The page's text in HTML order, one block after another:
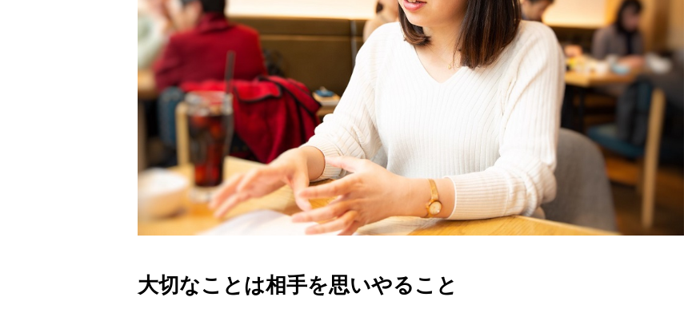
大切なことは相手を思いやること